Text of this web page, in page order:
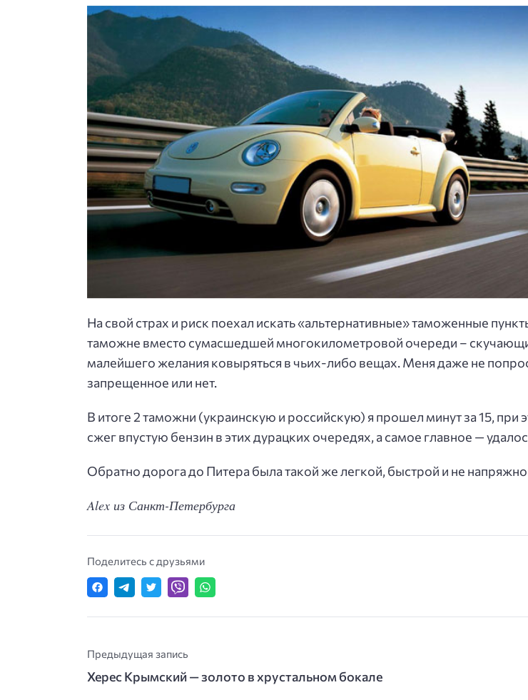
На свой страх и риск поехал искать «альтернативные» таможенные
таможне вместо сумасшедшей многокилометровой очереди –
малейшего желания ковыряться в чьих-либо вещах. Меня даже не
запрещенное или нет.
В итоге 2 таможни (украинскую и российскую) я прошел минут за 15, при
сжег впустую бензин в этих дурацких очередях, а самое главное —
Обратно дорога до Питера была такой же легкой, быстрой и не
Alex из Санкт-Петербурга
Поделитесь с друзьями
Предыдущая запись
Херес Крымский — золото в хрустальном бокале